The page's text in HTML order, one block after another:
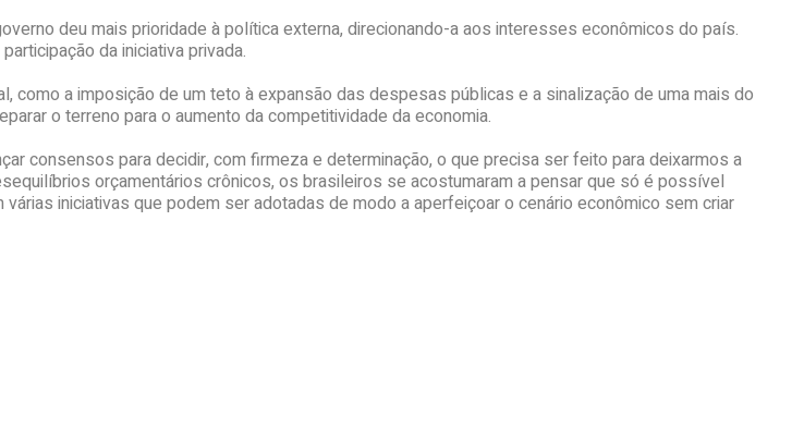
deu mais prioridade à política externa, direcionando-a aos interesses econômicos do país.
da iniciativa privada.
a imposição de um teto à expansão das despesas públicas e a sinalização de uma mais do
o terreno para o aumento da competitividade da economia.
consensos para decidir, com firmeza e determinação, o que precisa ser feito para deixarmos a
orçamentários crônicos, os brasileiros se acostumaram a pensar que só é possível
iniciativas que podem ser adotadas de modo a aperfeiçoar o cenário econômico sem criar